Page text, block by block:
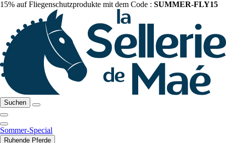
15% auf Fliegenschutzprodukte mit dem Code : SUMMER-FLY15
Suchen
Sommer-Special
Ruhende Pferde